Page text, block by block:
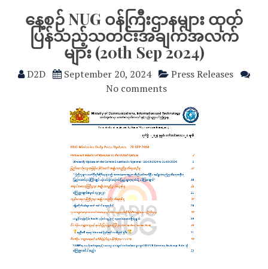
နေ့စဉ် NUG ဝန်ကြီးဌာနများ ထုတ်
ပြန်သည့်သတင်းအချက်အလက်
များ (20th Sep 2024)
D2D September 20, 2024
Press Releases
No comments